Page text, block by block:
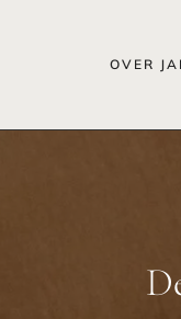
OVER